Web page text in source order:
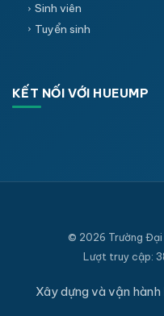
Sinh viên
Tuyển sinh
KẾT NỐI VỚI HUEUMP
© 2026 Trường Đại
Lượt truy cập:
Xây dựng và vận